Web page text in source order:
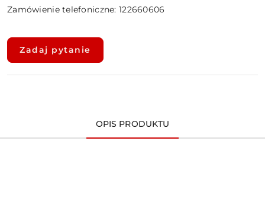
Zamówienie telefoniczne: 122660606
Dostępność
dostawa
Zadaj pytanie
OPIS PRODUKTU